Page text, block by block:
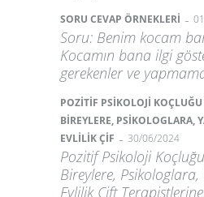
SORU CEVAP ÖRNEKLERİ -
Soru: Benim kocam
Kocamın bana ilgi
gerekenler ve
POZİTİF PSİKOLOJİ
BİREYLERE, PSİKOLOGLARA,
EVLİLİK ÇİF - 30/06/2024
Pozitif Psikoloji
Bireylere, Psikologlara,
Evlilik Çift